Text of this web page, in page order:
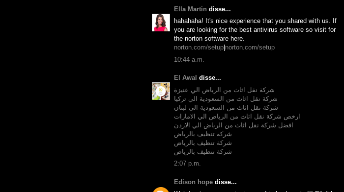
Ella Martin disse...
hahahaha! It's nice experience that you shared with us. If
you are looking for the best antivirus software so visit for
the norton software here.
norton.com/setup norton.com/setup
10:44 a.m.
El Awal disse...
شركة نقل اثاث من الرياض الي عنيزة
شركة نقل اثاث من السعودية الي تركيا
شركة نقل اثاث من السعودية الى لبنان
ارخص شركة نقل اثاث من الرياض الي الامارات
افضل شركة نقل اثاث من الرياض الي الاردن
شركة تنظيف بالرياض
شركة تنظيف بالرياض
شركة تنظيف بالرياض
2:07 p.m.
Edison hope disse...